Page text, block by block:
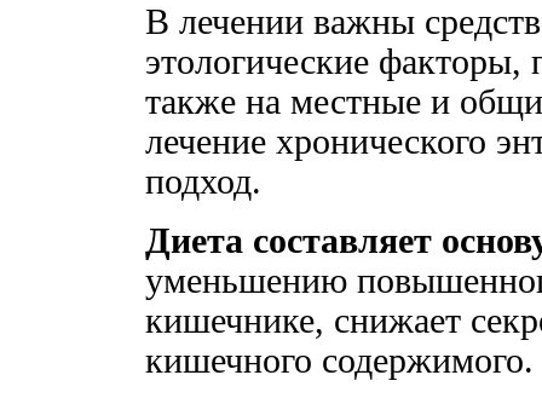
В лечении важны
этологические факторы,
также на местные и
лечение хронического
подход.
Диета составляет
уменьшению
кишечнике, снижает
кишечного содержимого.